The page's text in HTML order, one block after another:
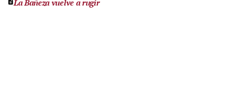
La Bañeza vuelve a rugir